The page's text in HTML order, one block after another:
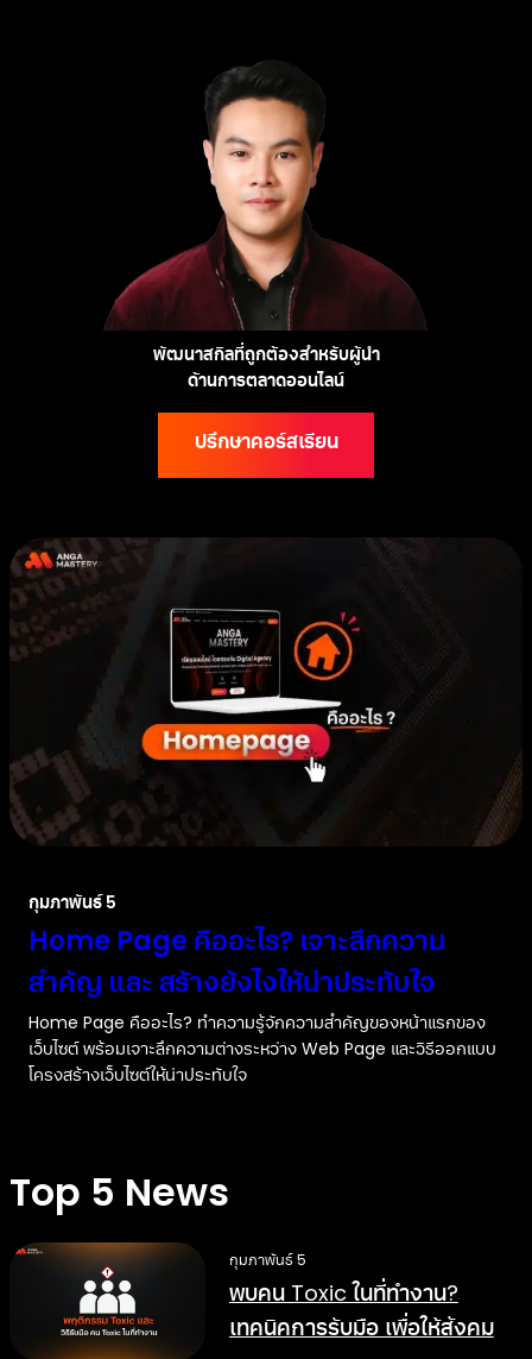
พัฒนาสกิลที่ถูกต้องสำหรับผู้นำ
ด้านการตลาดออนไลน์
ปรึกษาคอร์สเรียน
กุมภาพันธ์ 5
Home Page คืออะไร? เจาะลึกความ
สำคัญ และ สร้างยังไงให้น่าประทับใจ
Home Page คืออะไร? ทำความรู้จักความสำคัญของหน้าแรกของ
เว็บไซต์ พร้อมเจาะลึกความต่างระหว่าง Web Page และวิธีออกแบบ
โครงสร้างเว็บไซต์ให้น่าประทับใจ
Top 5 News
กุมภาพันธ์ 5
พบคน Toxic ในที่ทำงาน?
เทคนิคการรับมือ เพื่อให้สังคม